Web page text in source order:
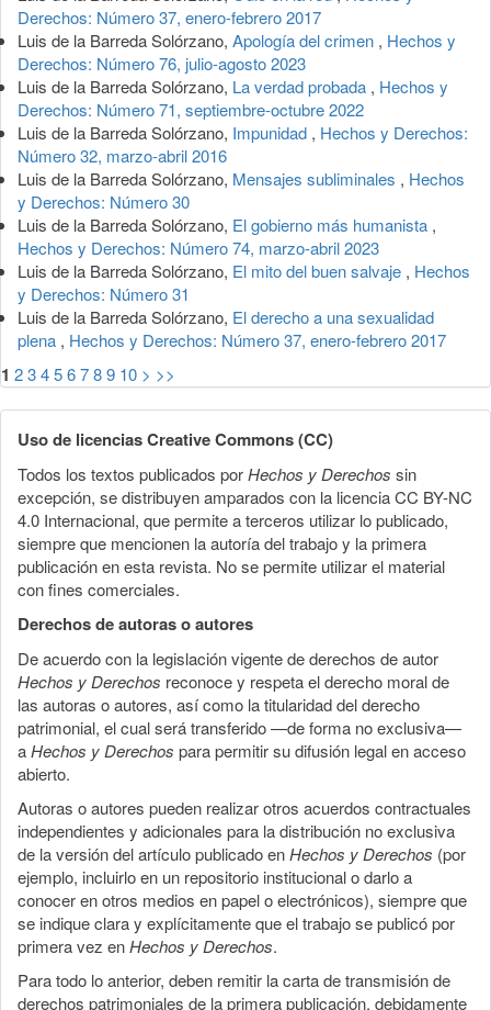
Derechos: Número 37, enero-febrero 2017
Luis de la Barreda Solórzano, Apología del crimen , Hechos y
Derechos: Número 76, julio-agosto 2023
Luis de la Barreda Solórzano, La verdad probada , Hechos y
Derechos: Número 71, septiembre-octubre 2022
Luis de la Barreda Solórzano, Impunidad , Hechos y Derechos:
Número 32, marzo-abril 2016
Luis de la Barreda Solórzano, Mensajes subliminales , Hechos
y Derechos: Número 30
Luis de la Barreda Solórzano, El gobierno más humanista ,
Hechos y Derechos: Número 74, marzo-abril 2023
Luis de la Barreda Solórzano, El mito del buen salvaje , Hechos
y Derechos: Número 31
Luis de la Barreda Solórzano, El derecho a una sexualidad
plena , Hechos y Derechos: Número 37, enero-febrero 2017
1 23456789 10 > >>
Uso de licencias Creative Commons (CC)
Todos los textos publicados porHechos y Derechos sin
excepción, se distribuyen amparados con la licencia CC BY-NC
4.0 Internacional, que permite a terceros utilizar lo publicado,
siempre que mencionen la autoría del trabajo y la primera
publicación en esta revista. No se permite utilizar el material
con fines comerciales.
Derechos de autoras o autores
De acuerdo con la legislación vigente de derechos de autor
Hechos y Derechos reconoce y respeta el derecho moral de
las autoras o autores, así como la titularidad del derecho
patrimonial, el cual será transferido —de forma no exclusiva—
aHechos y Derechos para permitir su difusión legal en acceso
abierto.
Autoras o autores pueden realizar otros acuerdos contractuales
independientes y adicionales para la distribución no exclusiva
de la versión del artículo publicado enHechos y Derechos (por
ejemplo, incluirlo en un repositorio institucional o darlo a
conocer en otros medios en papel o electrónicos), siempre que
se indique clara y explícitamente que el trabajo se publicó por
primera vez enHechos y Derechos.
Para todo lo anterior, deben remitir la carta de transmisión de
derechos patrimoniales de la primera publicación, debidamente